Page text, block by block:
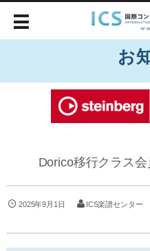
お
Dorico移行クラス
2025年9月1日 ICS楽譜センター